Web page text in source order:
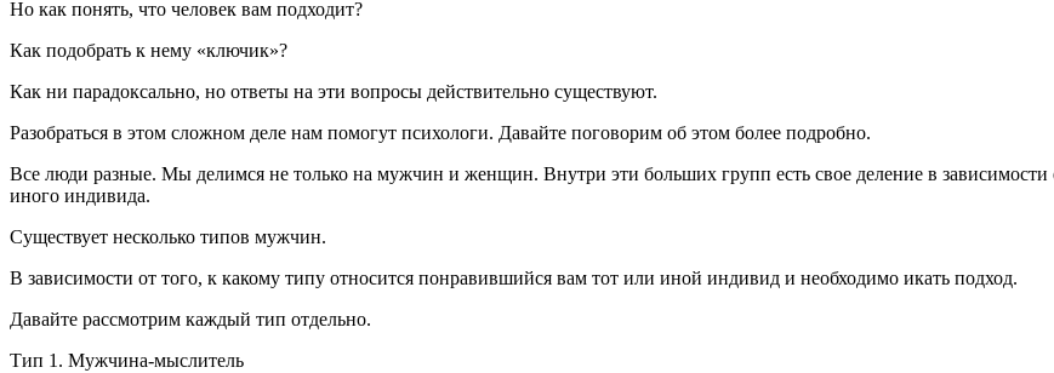
Но как понять, что человек вам подходит?
Как подобрать к нему «ключик»?
Как ни парадоксально, но ответы на эти вопросы действительно существуют.
Разобраться в этом сложном деле нам помогут психологи. Давайте поговорим об этом более подробно.
Все люди разные. Мы делимся не только на мужчин и женщин. Внутри эти больших групп есть свое деление в зависимости
иного индивида.
Существует несколько типов мужчин.
В зависимости от того, к какому типу относится понравившийся вам тот или иной индивид и необходимо икать подход.
Давайте рассмотрим каждый тип отдельно.
Тип 1. Мужчина-мыслитель